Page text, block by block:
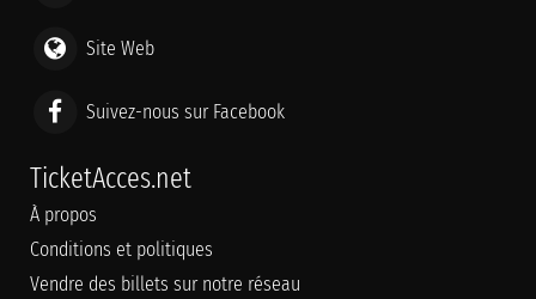
Site Web
Suivez-nous sur Facebook
TicketAcces.net
À propos
Conditions et politiques
Vendre des billets sur notre réseau